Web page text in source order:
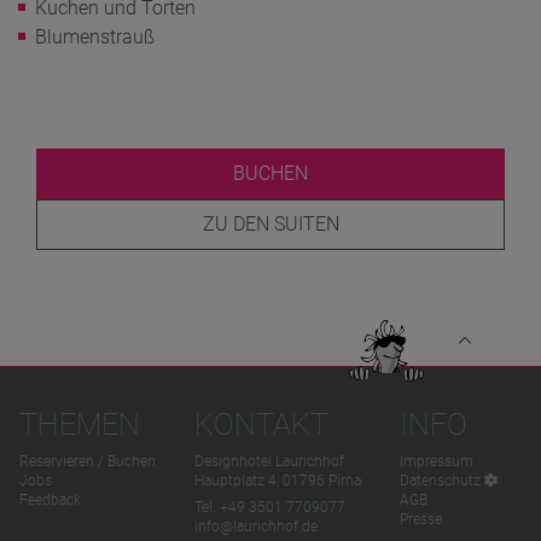
Kuchen und Torten
Blumenstrauß
BUCHEN
ZU DEN SUITEN
THEMEN
Reservieren / Buchen
Jobs
Feedback
KONTAKT
Designhotel Laurichhof
Hauptplatz 4, 01796 Pirna
Tel. +49 3501 7709077
info@laurichhof.de
INFO
Impressum
Datenschutz
AGB
Presse